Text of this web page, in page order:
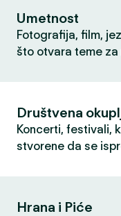
Umetnost
Fotografija, film,
što otvara teme
Društvena
Koncerti, festivali,
stvorene da se
Hrana i Piće